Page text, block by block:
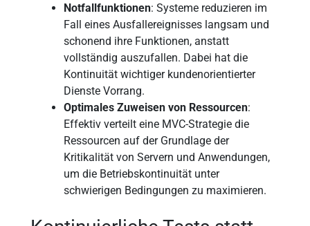
Notfallfunktionen: Systeme reduzieren im
Fall eines Ausfallereignisses langsam und
schonend ihre Funktionen, anstatt
vollständig auszufallen. Dabei hat die
Kontinuität wichtiger kundenorientierter
Dienste Vorrang.
Optimales Zuweisen von Ressourcen:
Effektiv verteilt eine MVC-Strategie die
Ressourcen auf der Grundlage der
Kritikalität von Servern und Anwendungen,
um die Betriebskontinuität unter
schwierigen Bedingungen zu maximieren.